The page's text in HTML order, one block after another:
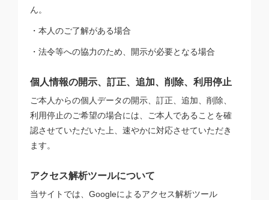
ん。
・本人のご了解がある場合
・法令等への協力のため、開示が必要となる場合
個人情報の開示、訂正、追加、削除、利用停止
ご本人からの個人データの開示、訂正、追加、削除、
利用停止のご希望の場合には、ご本人であることを確
認させていただいた上、速やかに対応させていただき
ます。
アクセス解析ツールについて
当サイトでは、Googleによるアクセス解析ツール